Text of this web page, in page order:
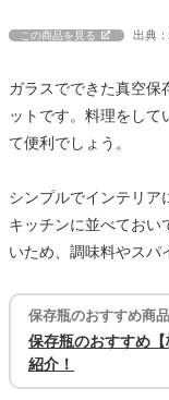
この商品を見る 出典
ガラスでできた真空保
ットです。料理をし
て便利でしょう。
シンプルでインテリア
キッチンに並べておい
いため、調味料やスパ
保存瓶のおすすめ商
保存瓶のおすすめ
紹介！